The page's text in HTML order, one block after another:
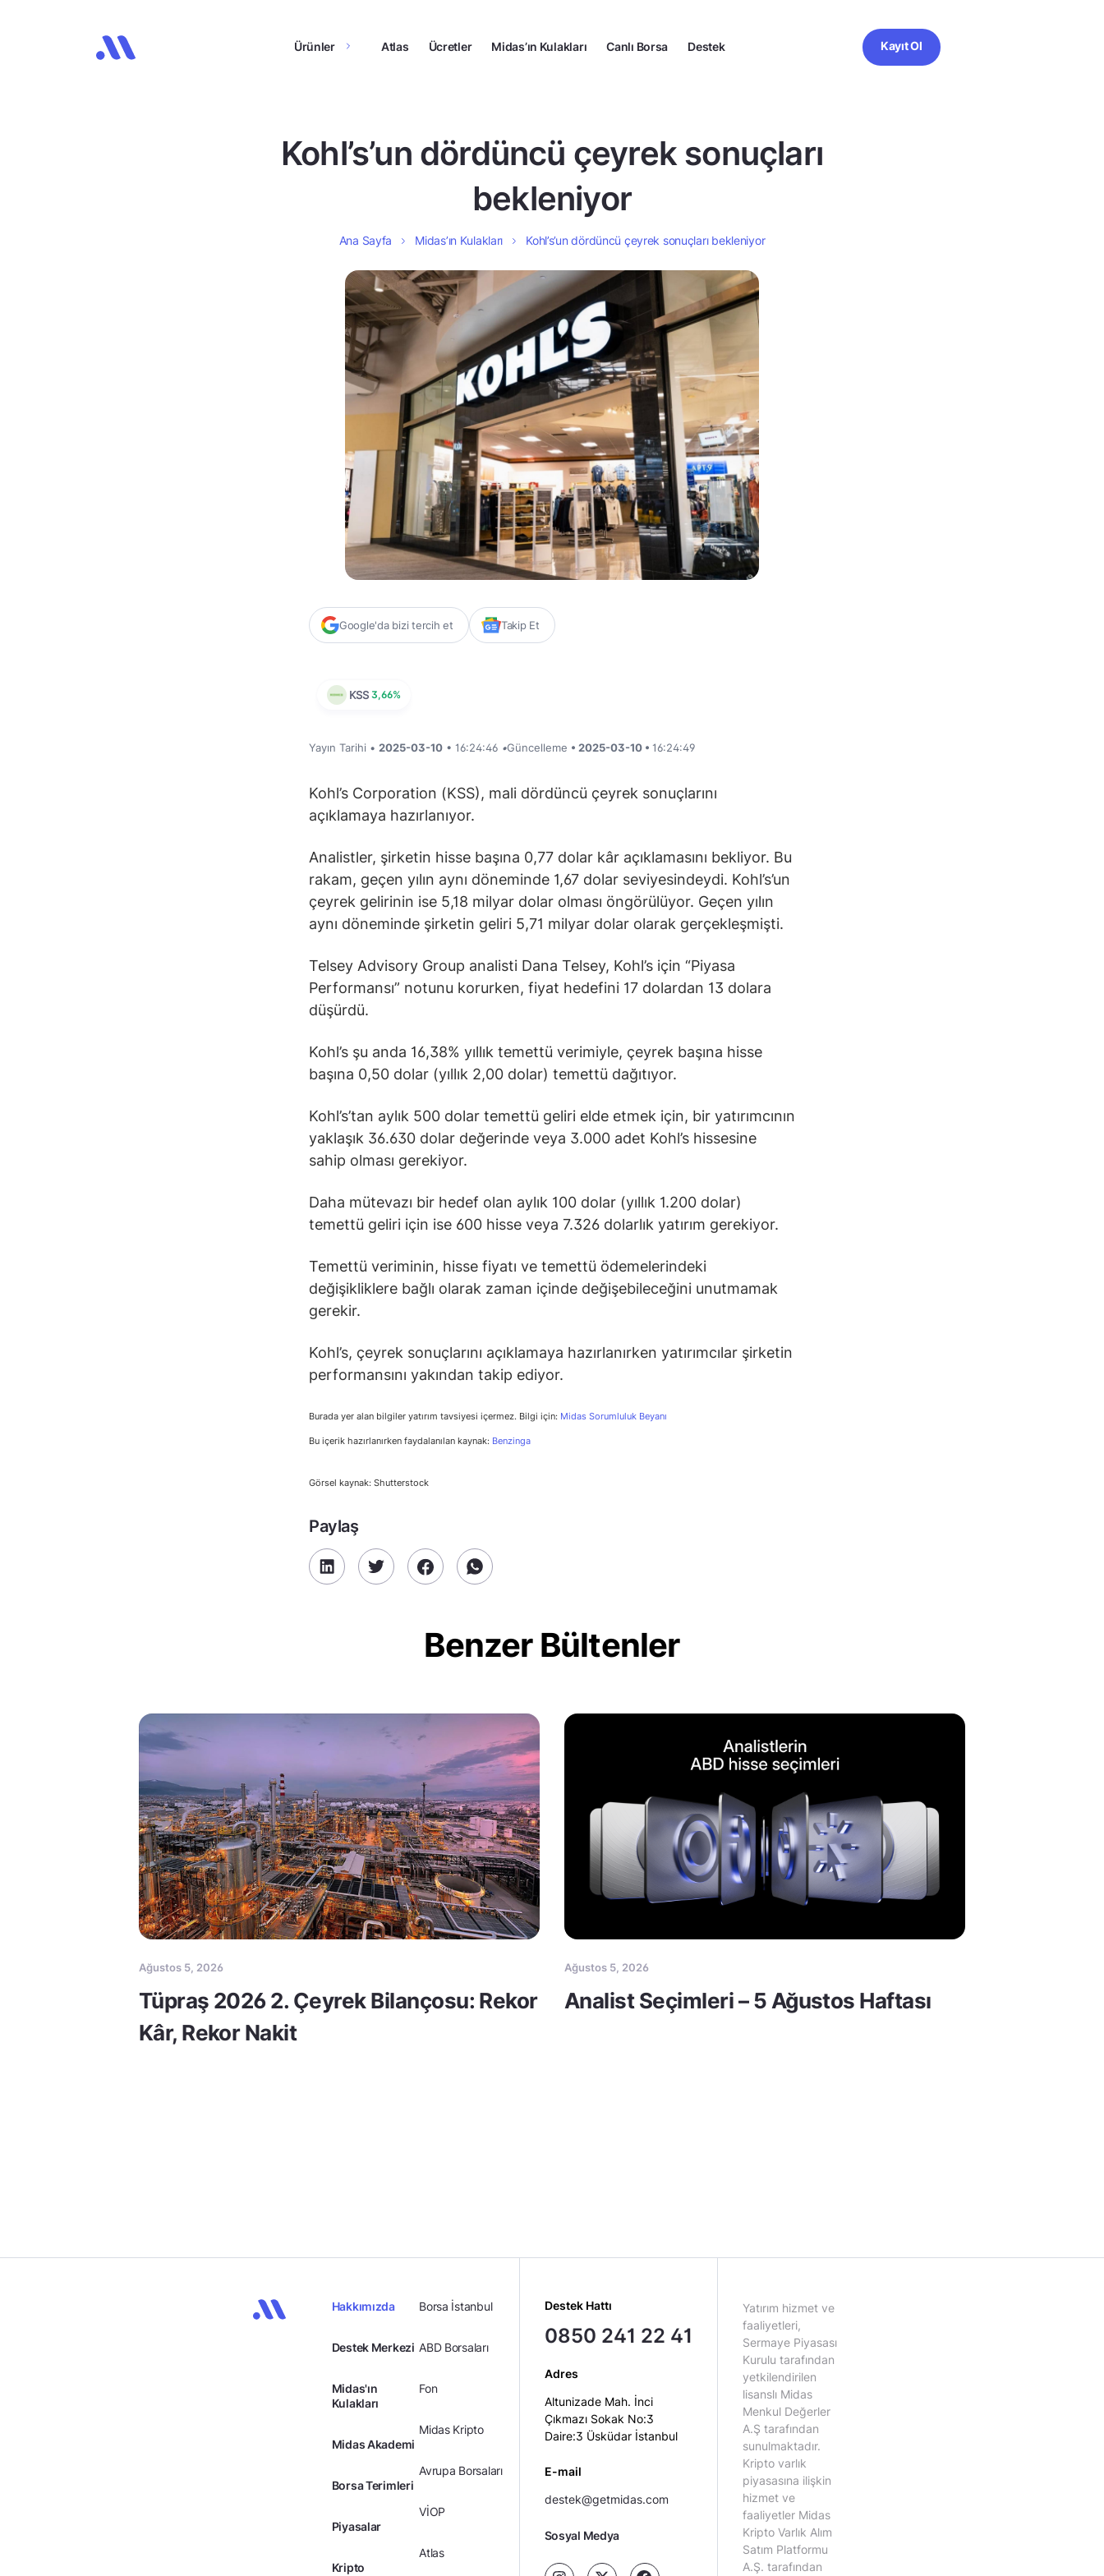
Ürünler Atlas Ücretler Midas’ın Kulakları Canlı Borsa Destek Kayıt Ol
Kohl’s’un dördüncü çeyrek sonuçları
bekleniyor
Ana Sayfa Midas’ın Kulakları Kohl’s’un dördüncü çeyrek sonuçları bekleniyor
Google'da bizi tercih et Takip Et
KSS 3,66%
Yayın Tarihi • 2025-03-10 • 16:24:46 •Güncelleme • 2025-03-10 • 16:24:49
Kohl’s Corporation (KSS), mali dördüncü çeyrek sonuçlarını
açıklamaya hazırlanıyor.
Analistler, şirketin hisse başına 0,77 dolar kâr açıklamasını bekliyor. Bu
rakam, geçen yılın aynı döneminde 1,67 dolar seviyesindeydi. Kohl’s’un
çeyrek gelirinin ise 5,18 milyar dolar olması öngörülüyor. Geçen yılın
aynı döneminde şirketin geliri 5,71 milyar dolar olarak gerçekleşmişti.
Telsey Advisory Group analisti Dana Telsey, Kohl’s için “Piyasa
Performansı” notunu korurken, fiyat hedefini 17 dolardan 13 dolara
düşürdü.
Kohl’s şu anda 16,38% yıllık temettü verimiyle, çeyrek başına hisse
başına 0,50 dolar (yıllık 2,00 dolar) temettü dağıtıyor.
Kohl’s’tan aylık 500 dolar temettü geliri elde etmek için, bir yatırımcının
yaklaşık 36.630 dolar değerinde veya 3.000 adet Kohl’s hissesine
sahip olması gerekiyor.
Daha mütevazı bir hedef olan aylık 100 dolar (yıllık 1.200 dolar)
temettü geliri için ise 600 hisse veya 7.326 dolarlık yatırım gerekiyor.
Temettü veriminin, hisse fiyatı ve temettü ödemelerindeki
değişikliklere bağlı olarak zaman içinde değişebileceğini unutmamak
gerekir.
Kohl’s, çeyrek sonuçlarını açıklamaya hazırlanırken yatırımcılar şirketin
performansını yakından takip ediyor.
Burada yer alan bilgiler yatırım tavsiyesi içermez. Bilgi için: Midas Sorumluluk Beyanı
Bu içerik hazırlanırken faydalanılan kaynak: Benzinga
Görsel kaynak: Shutterstock
Paylaş
Benzer Bültenler
Ağustos 5, 2026
Tüpraş 2026 2. Çeyrek Bilançosu: Rekor
Kâr, Rekor Nakit
Ağustos 5, 2026
Analist Seçimleri – 5 Ağustos Haftası
Hakkımızda
Destek Merkezi
Midas'ın
Kulakları
Midas Akademi
Borsa Terimleri
Piyasalar
Kripto
Borsa İstanbul
ABD Borsaları
Fon
Midas Kripto
Avrupa Borsaları
VİOP
Atlas
Destek Hattı
0850 241 22 41
Adres
Altunizade Mah. İnci
Çıkmazı Sokak No:3
Daire:3 Üsküdar İstanbul
E-mail
destek@getmidas.com
Sosyal Medya
Yatırım hizmet ve
faaliyetleri,
Sermaye Piyasası
Kurulu tarafından
yetkilendirilen
lisanslı Midas
Menkul Değerler
A.Ş tarafından
sunulmaktadır.
Kripto varlık
piyasasına ilişkin
hizmet ve
faaliyetler Midas
Kripto Varlık Alım
Satım Platformu
A.Ş. tarafından